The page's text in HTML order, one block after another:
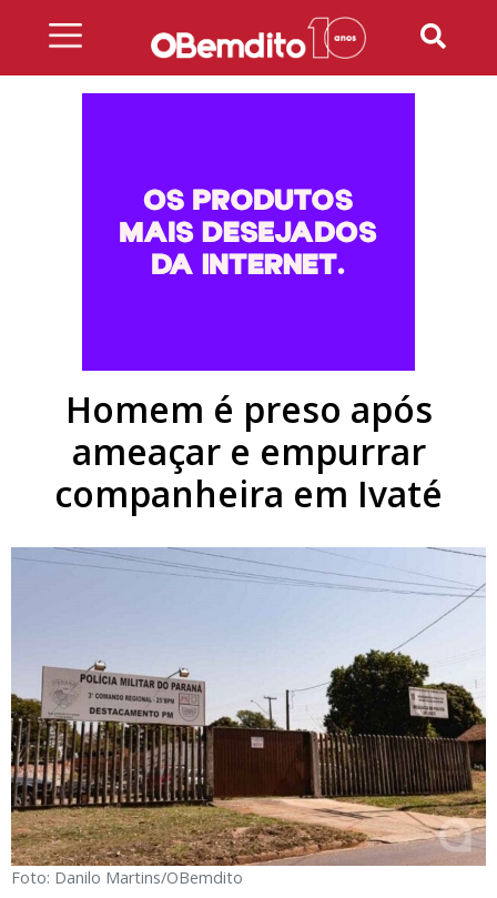
Homem é preso após
ameaçar e empurrar
companheira em Ivaté
Foto: Danilo Martins/OBemdito